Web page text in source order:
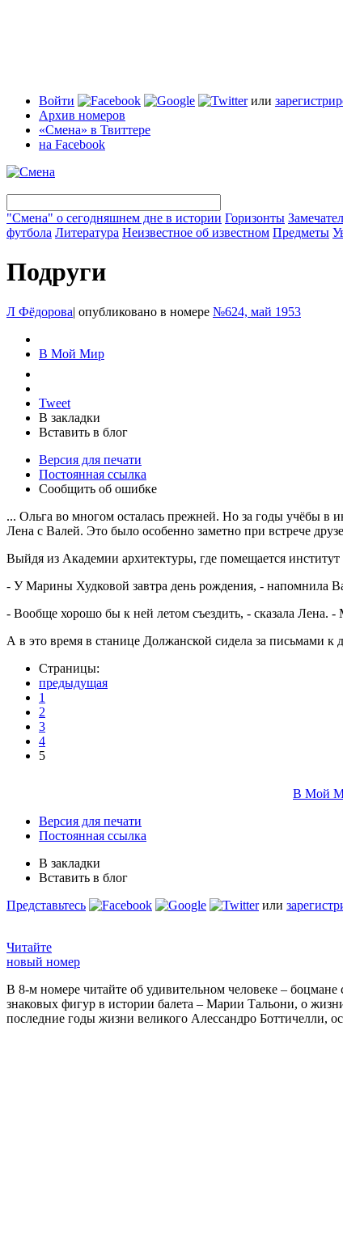
Войти или
Архив номеров
«Смена» в Твиттере
на Facebook
"Смена" о сегодняшнем дне в истории Горизонты
футбола Литература Неизвестное об известном Предметы
Подруги
Л Фёдорова| опубликовано в номере №624, май 1953
В Мой Мир
Tweet
В закладки
Вставить в блог
Версия для печати
Постоянная ссылка
Сообщить об ошибке
... Ольга во многом осталась прежней. Но за годы учёбы в
Лена с Валей. Это было особенно заметно при встрече
Выйдя из Академии архитектуры, где помещается
- У Марины Худковой завтра день рождения, - напомнила
- Вообще хорошо бы к ней летом съездить, - сказала
А в это время в станице Должанской сидела за письмами к
Страницы:
предыдущая
1
2
3
4
5
В Мой
Версия для печати
Постоянная ссылка
В закладки
Вставить в блог
Представьтесь
или
Читайте
новый номер
В 8-м номере читайте об удивительном человеке –
знаковых фигур в истории балета – Марии Тальони, о
последние годы жизни великого Алессандро Боттичелли,